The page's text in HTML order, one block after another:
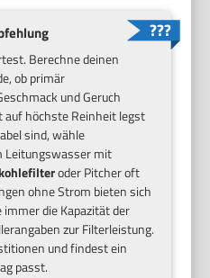
Berechne deinen
ob primär
und Geruch
auf höchste Reinheit legst
sind, wähle
Leitungswasser mit
oder Pitcher oft
ohne Strom bieten sich
immer die Kapazität der
zur Filterleistung.
und findest ein
passt.